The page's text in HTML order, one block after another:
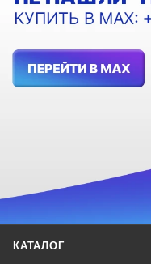
КАТАЛОГ